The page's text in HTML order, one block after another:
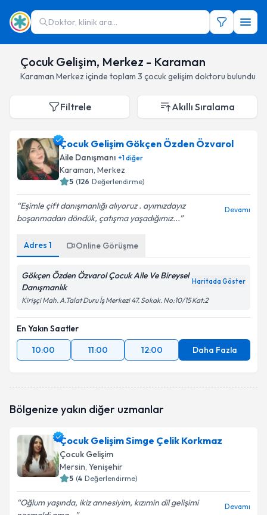
Doktor, klinik ara...
Çocuk Gelişim, Merkez - Karaman
Karaman Merkez içinde toplam 3 çocuk gelişim doktoru bulundu
Filtrele Akıllı Sıralama
Çocuk Gelişim Gökçen Özden Özvarol
Aile Danışmanı +1diğer
Karaman, Merkez
5 (126 Değerlendirme)
Eşimle çift danışmanlığı alıyoruz . ayımızdayız
boşanmadan döndük, çatışma yaşadığımız...
Devamı
Adres 1 Online Görüşme
Gökçen Özden Özvarol Çocuk Aile Ve Bireysel
Danışmanlık
Haritada Göster
Kirişçi Mah. A.Talat Duru İş Merkezi 47. Sokak. No:10/15 Kat:2
En Yakın Saatler
10:00
11:00 12:00 Daha Fazla
Bölgenize yakın diğer uzmanlar
Çocuk Gelişim Simge Çelik Korkmaz
Çocuk Gelişim
Mersin, Yenişehir
5 (4 Değerlendirme)
Oğlum yaşında, ikiz annesiyim, kızımin dil gelişimi
Devamı